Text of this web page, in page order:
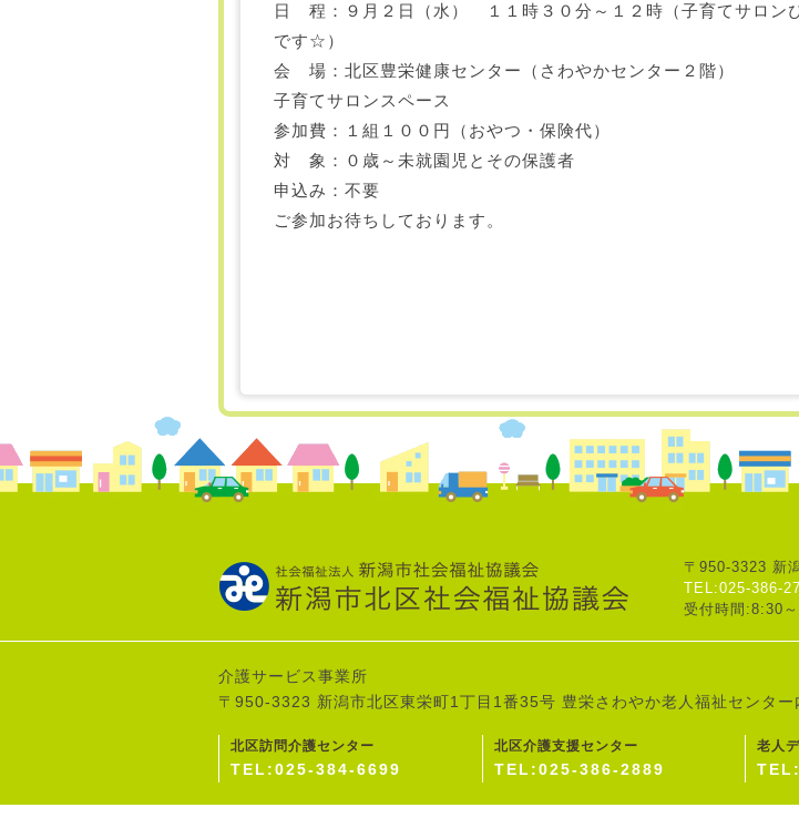
日 程：９月２日（水） １１時３０分～１２時（子育てサロン
です☆）
会 場：北区豊栄健康センター（さわやかセンター２階）
子育てサロンスペース
参加費：１組１００円（おやつ・保険代）
対 象：０歳～未就園児とその保護者
申込み：不要
ご参加お待ちしております。
〒950-3323 新
TEL:025-386-
受付時間:8:30
介護サービス事業所
〒950-3323 新潟市北区東栄町1丁目1番35号 豊栄さわやか老人福祉センター
北区訪問介護センター
TEL:025-384-6699
北区介護支援センター
TEL:025-386-2889
老人